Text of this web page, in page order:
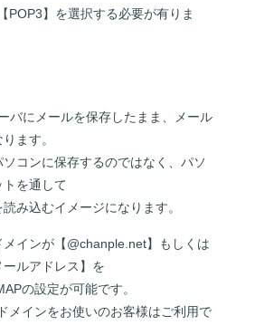
POP3】を選択する必要が有りま
バにメールを保存したまま、メール
ます。
コンに保存するのではなく、パソ
トを通して
み込むイメージになります。
メインが【@chanple.net】もしくは
ールアドレス】を
の設定が可能です。
メインをお使いのお客様はご利用で